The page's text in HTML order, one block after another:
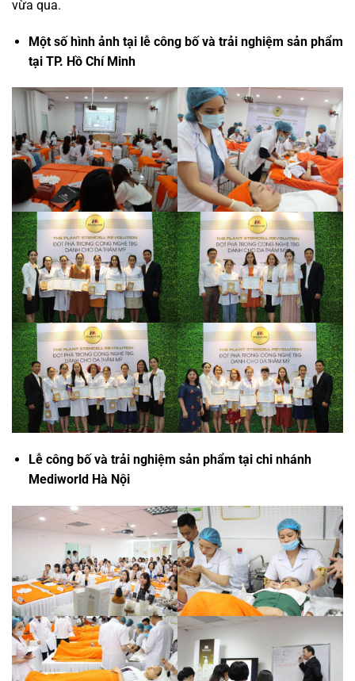
vừa qua.
Một số hình ảnh tại lễ công bố và trải nghiệm sản phẩm
tại TP. Hồ Chí Minh
Lễ công bố và trải nghiệm sản phẩm tại chi nhánh
Mediworld Hà Nội